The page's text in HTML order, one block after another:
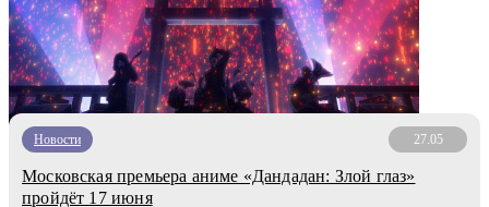
Новости 27.05
Московская премьера аниме «Дандадан: Злой глаз»
пройдёт 17 июня